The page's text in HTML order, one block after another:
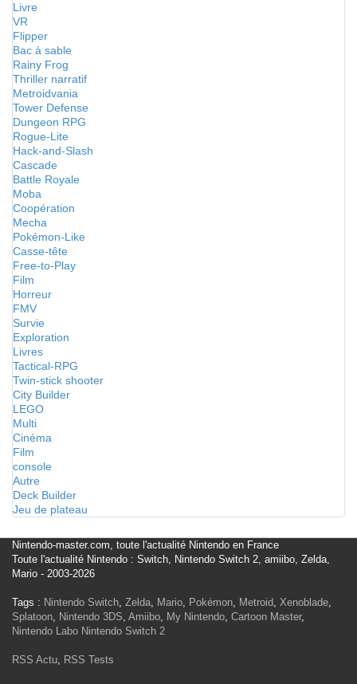
Livre
VR
Flipper
Bac à sable
Rainy Frog
Thriller narratif
Metroidvania
Tower Defense
Dungeon RPG
Rogue-Lite
Hack-and-Slash
Cascade
Battle Royale
Moba
Coopération
Mecha
Pokémon-Like
Casse-tête
Free-to-Play
Film
Horreur
FMV
Survie
Exploration
Livres
Tactical-RPG
Twin-stick shooter
City Builder
LEGO
Multi
Cinéma
Film
console
Autre
Deck Builder
Jeu de plateau
Nintendo-master.com, toute l'actualité Nintendo en France
Toute l'actualité Nintendo : Switch, Nintendo Switch 2, amiibo, Zelda,
Mario - 2003-2026
Tags : Nintendo Switch, Zelda, Mario, Pokémon, Metroid, Xenoblade,
Splatoon, Nintendo 3DS, Amiibo, My Nintendo, Cartoon Master,
Nintendo Labo Nintendo Switch 2
RSS Actu, RSS Tests